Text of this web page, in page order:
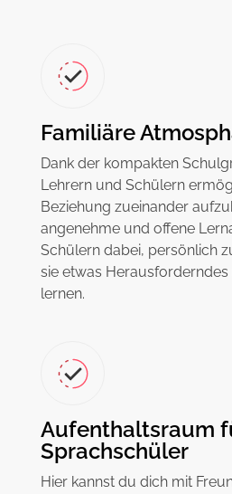
Familiäre
Dank der kompakten
Lehrern und Schülern
Beziehung zueinander
angenehme und offene
Schülern dabei, persönlich
sie etwas
lernen.
Aufenthaltsraum
Sprachschüler
Hier kannst du dich mit